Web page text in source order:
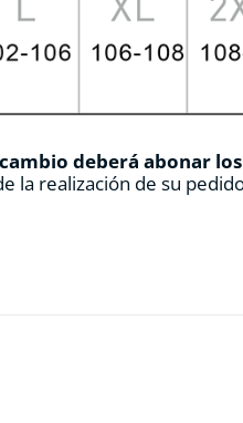
deberá abonar
la realización de su